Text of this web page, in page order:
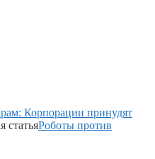
Корпорации принудят
статьяРоботы против